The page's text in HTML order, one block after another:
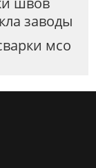
заводы
мсо